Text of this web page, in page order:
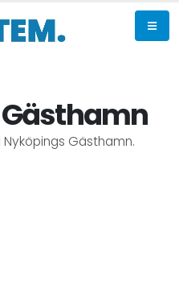
Gästhamn.